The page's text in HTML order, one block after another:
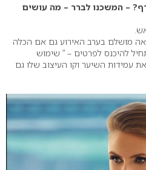
– המשכנו לברר – מה עושים
מושלם בערב האירוע גם אם הכלה
להיכנס לפרטים – ” שימוש
עמידות השיער וקו העיצוב שלו גם